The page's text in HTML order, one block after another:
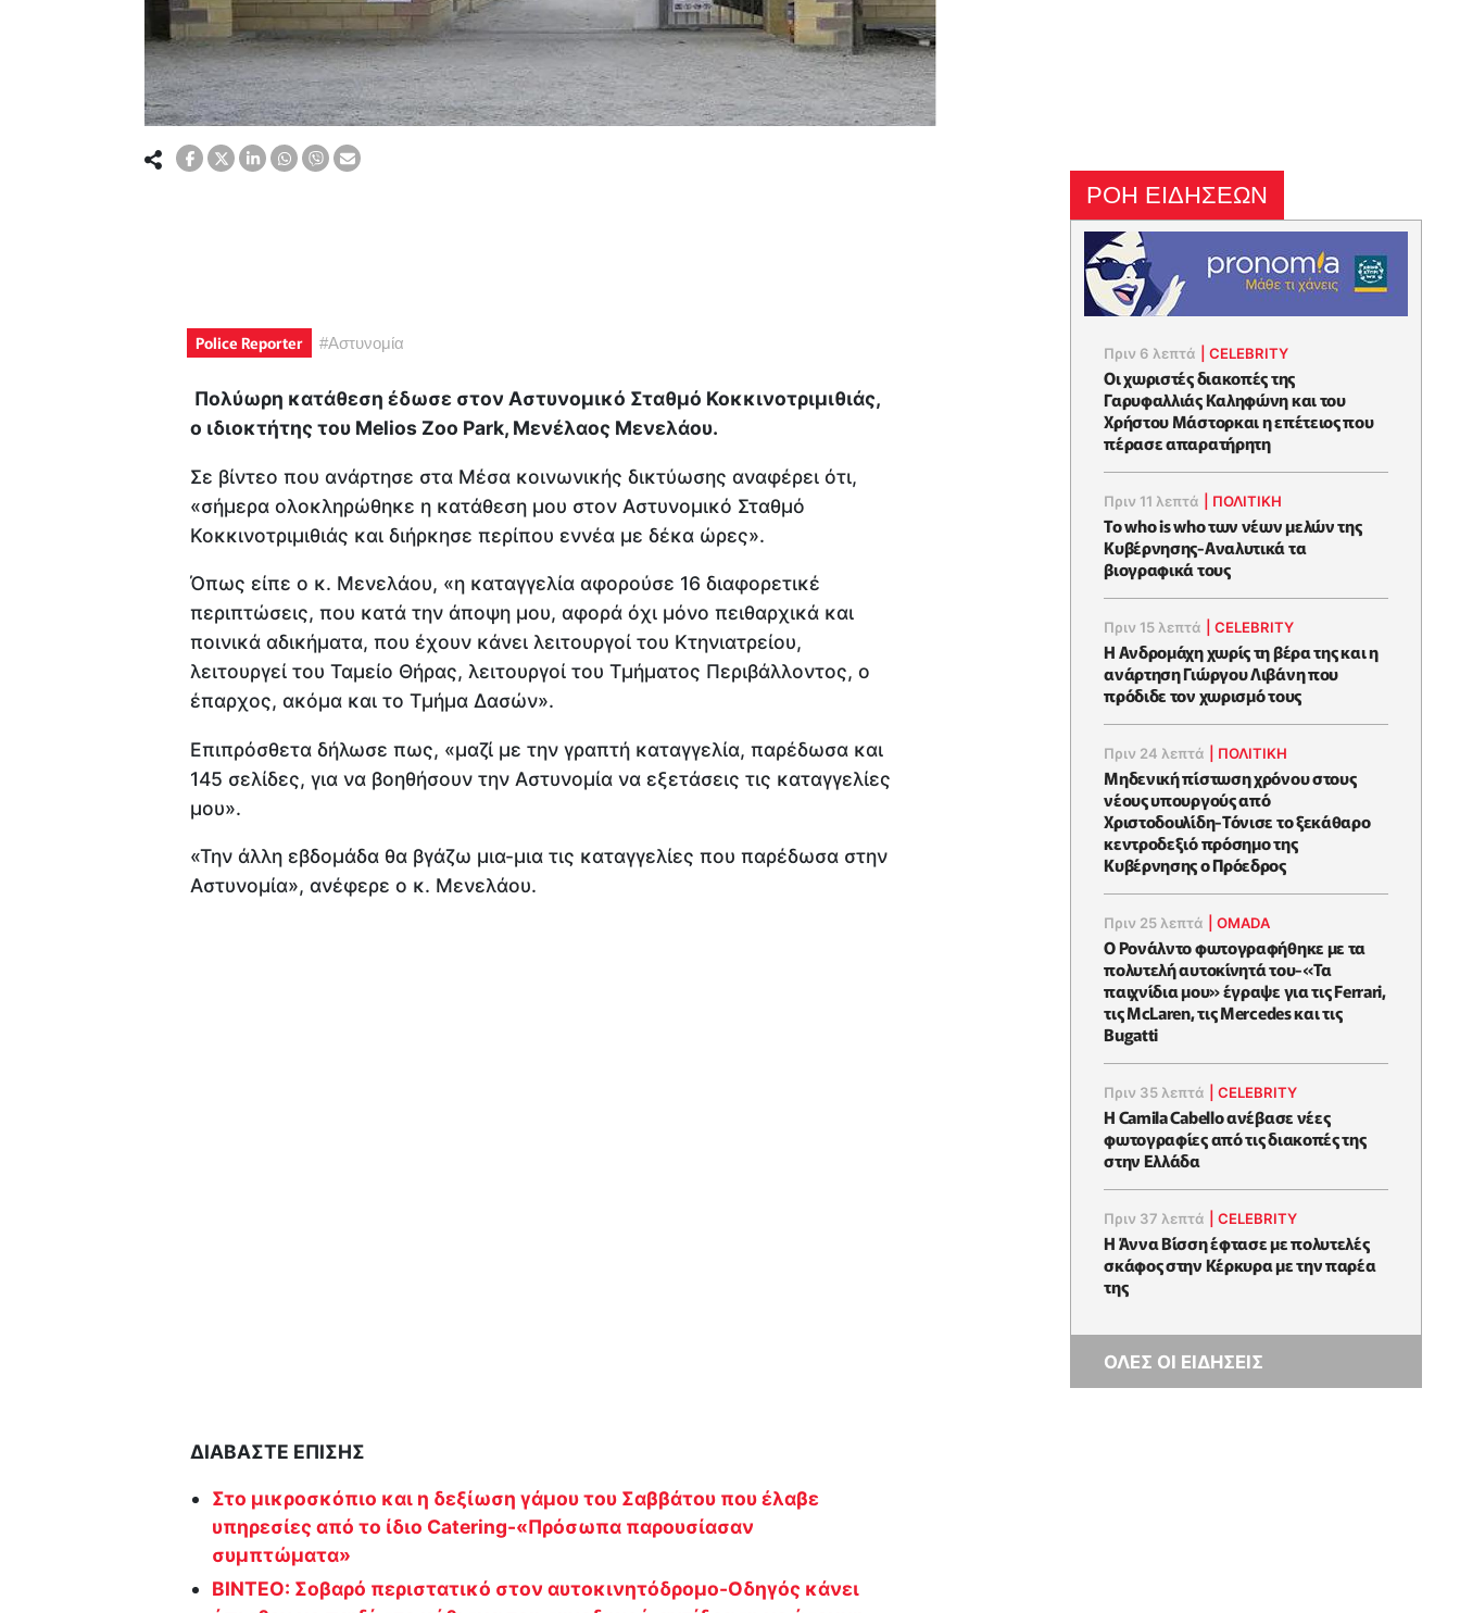
Police Reporter #Αστυνομία
Πολύωρη κατάθεση έδωσε στον Αστυνομικό Σταθμό Κοκκινοτριμιθιάς,
ο ιδιοκτήτης του Melios Zoo Park, Μενέλαος Μενελάου.
Σε βίντεο που ανάρτησε στα Μέσα κοινωνικής δικτύωσης αναφέρει ότι,
«σήμερα ολοκληρώθηκε η κατάθεση μου στον Αστυνομικό Σταθμό
Κοκκινοτριμιθιάς και διήρκησε περίπου εννέα με δέκα ώρες».
Όπως είπε ο κ. Μενελάου, «η καταγγελία αφορούσε 16 διαφορετικέ
περιπτώσεις, που κατά την άποψη μου, αφορά όχι μόνο πειθαρχικά και
ποινικά αδικήματα, που έχουν κάνει λειτουργοί του Κτηνιατρείου,
λειτουργεί του Ταμείο Θήρας, λειτουργοί του Τμήματος Περιβάλλοντος, ο
έπαρχος, ακόμα και το Τμήμα Δασών».
Επιπρόσθετα δήλωσε πως, «μαζί με την γραπτή καταγγελία, παρέδωσα και
145 σελίδες, για να βοηθήσουν την Αστυνομία να εξετάσεις τις καταγγελίες
μου».
«Την άλλη εβδομάδα θα βγάζω μια-μια τις καταγγελίες που παρέδωσα στην
Αστυνομία», ανέφερε ο κ. Μενελάου.
ΔΙΑΒΑΣΤΕ ΕΠΙΣΗΣ
Στο μικροσκόπιο και η δεξίωση γάμου του Σαββάτου που έλαβε
υπηρεσίες από το ίδιο Catering-«Πρόσωπα παρουσίασαν
συμπτώματα»
ΒΙΝΤΕΟ: Σοβαρό περιστατικό στον αυτοκινητόδρομο-Οδηγός κάνει
ΡΟΗ ΕΙΔΗΣΕΩΝ
Πριν 6 λεπτά |CELEBRITY
Οι χωριστές διακοπές της
Γαρυφαλλιάς Καληφώνη και του
Χρήστου Μάστορκαι η επέτειος που
πέρασε απαρατήρητη
Πριν 11 λεπτά ΠΟΛΙΤΙΚΗ
Το who is who των νέων μελών της
Κυβέρνησης-Αναλυτικά τα
βιογραφικά τους
Πριν 15 λεπτά |CELEBRITY
Η Ανδρομάχη χωρίς τη βέρα της και η
ανάρτηση Γιώργου Λιβάνη που
πρόδιδε τον χωρισμό τους
Πριν 24 λεπτά ΠΟΛΙΤΙΚΗ
Μηδενική πίστωση χρόνου στους
νέους υπουργούς από
Χριστοδουλίδη-Τόνισε το ξεκάθαρο
κεντροδεξιό πρόσημο της
Κυβέρνησης ο Πρόεδρος
Πριν 25 λεπτά |OMADA
Ο Ρονάλντο φωτογραφήθηκε με τα
πολυτελή αυτοκίνητά του-«Τα
παιχνίδια μου» έγραψε για τις Ferrari,
τις McLaren, τις Mercedes και τις
Bugatti
Πριν 35 λεπτά |CELEBRITY
Η Camila Cabello ανέβασε νέες
φωτογραφίες από τις διακοπές της
στην Ελλάδα
Πριν 37 λεπτά |CELEBRITY
Η Άννα Βίσση έφτασε με πολυτελές
σκάφος στην Κέρκυρα με την παρέα
της
ΟΛΕΣ ΟΙ ΕΙΔΗΣΕΙΣ